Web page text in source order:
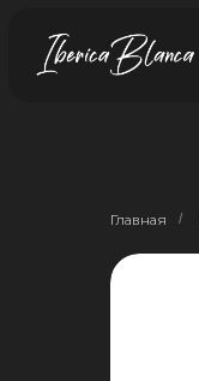
Главная /